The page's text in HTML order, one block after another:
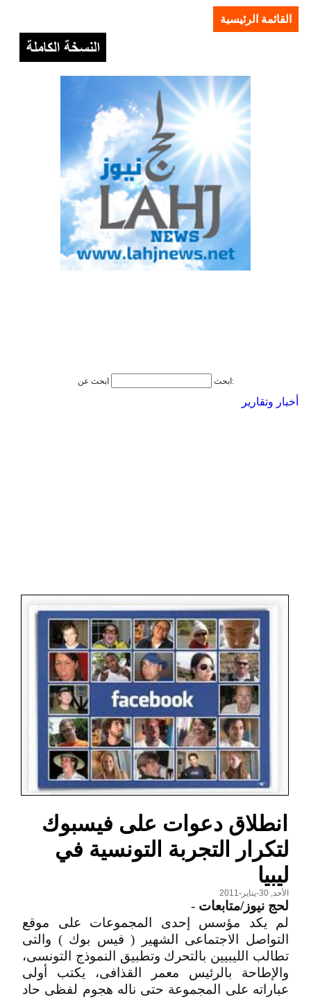
القائمة الرئيسية
ابحث ابحث عن:
أخبار وتقارير
انطلاق دعوات على فيسبوك
لتكرار التجربة التونسية في
ليبيا
الأحد, 30-يناير-2011
لحج نيوز/متابعات -
لم يكد مؤسس إحدى المجموعات على موقع
التواصل الاجتماعى الشهير ( فيس بوك ) والتى
تطالب الليبيين بالتحرك وتطبيق النموذج التونسى،
والإطاحة بالرئيس معمر القذافى، يكتب أولى
عباراته على المجموعة حتى ناله هجوم لفظى حاد